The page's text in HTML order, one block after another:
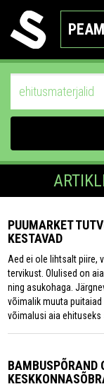
PUUMARKET
KESTAVAD
Aed ei ole lihtsalt piire,
tervikust. Olulised on
ning asukohaga.
võimalik muuta
võimalusi aia ehituseks
BAMBUSPÕRAND